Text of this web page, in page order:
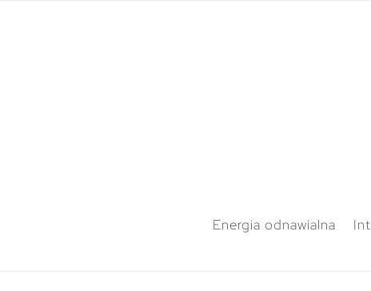
Energia odnawialna